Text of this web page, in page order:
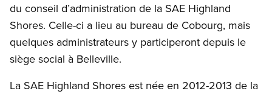
du conseil d’administration de la SAE Highland
Shores. Celle-ci a lieu au bureau de Cobourg, mais
quelques administrateurs y participeront depuis le
siège social à Belleville.
La SAE Highland Shores est née en 2012-2013 de la